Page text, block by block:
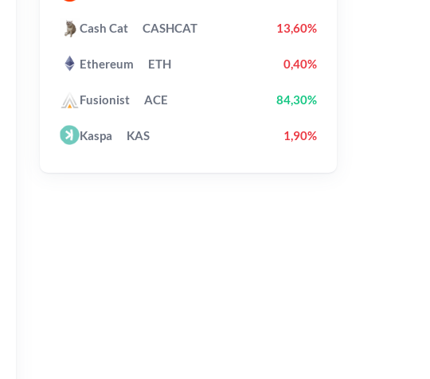
Cash Cat CASHCAT 13,60%
Ethereum ETH 0,40%
Fusionist ACE 84,30%
Kaspa KAS 1,90%